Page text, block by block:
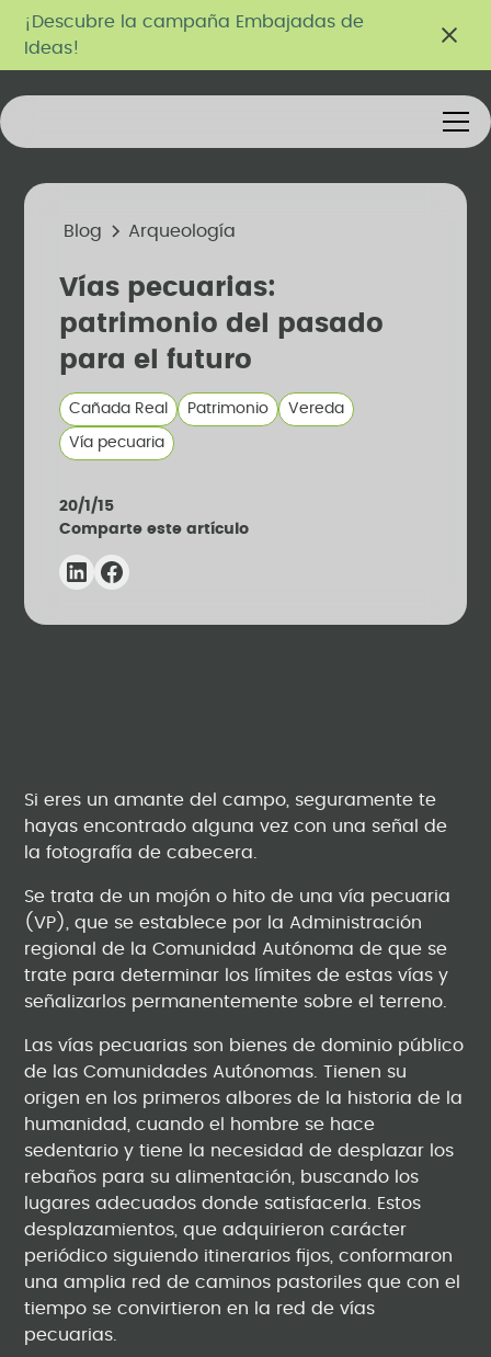
¡Descubre la campaña Embajadas de
Ideas!
Blog Arqueología
Vías pecuarias:
patrimonio del pasado
para el futuro
Cañada Real Patrimonio Vereda
Vía pecuaria
20/1/15
Comparte este artículo
Si eres un amante del campo, seguramente te
hayas encontrado alguna vez con una señal de
la fotografía de cabecera.
Se trata de un mojón o hito de una vía pecuaria
(VP), que se establece por la Administración
regional de la Comunidad Autónoma de que se
trate para determinar los límites de estas vías y
señalizarlos permanentemente sobre el terreno.
Las vías pecuarias son bienes de dominio público
de las Comunidades Autónomas. Tienen su
origen en los primeros albores de la historia de la
humanidad, cuando el hombre se hace
sedentario y tiene la necesidad de desplazar los
rebaños para su alimentación, buscando los
lugares adecuados donde satisfacerla. Estos
desplazamientos, que adquirieron carácter
periódico siguiendo itinerarios fijos, conformaron
una amplia red de caminos pastoriles que con el
tiempo se convirtieron en la red de vías
pecuarias.